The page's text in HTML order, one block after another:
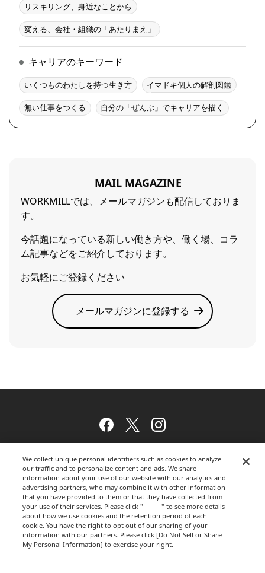
リスキリング、身近なことから
変える、会社・組織の「あたりまえ」
キャリアのキーワード
いくつものわたしを持つ生き方 イマドキ個人の解剖図鑑
無い仕事をつくる 自分の「ぜんぶ」でキャリアを描く
MAIL MAGAZINE
WORKMILLでは、メールマガジンも配信しておりま
す。
今話題になっている新しい働き方や、働く場、コラ
ム記事などをご紹介しております。
お気軽にご登録ください
メールマガジンに登録する
Facebook
TwitterInstagram
ウェブサイトのご利用について
プライバシーポリシー
We collect unique personal identifiers such as cookies to analyze
our traffic and to personalize content and ads. We share
information about your use of our website with our analytics and
advertising partners, who may combine it with other information
that you have provided to them or that they have collected from
your use of their services. Please click "
here" to see more details
about how we use cookies and the retention period of each
cookie. You have the right to opt out of our sharing of your
information with our partners. Please click [Do Not Sell or Share
My Personal Information] to exercise your right.